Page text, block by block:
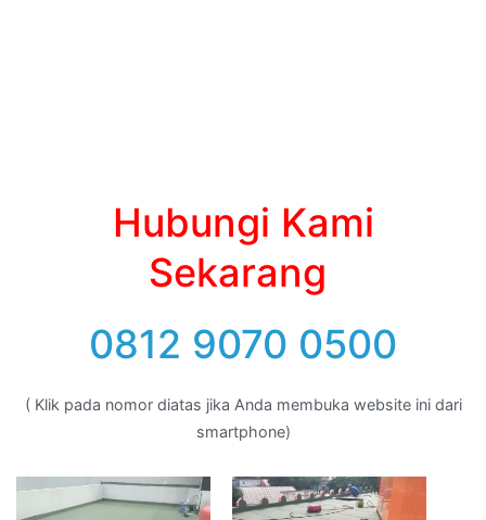
Hubungi Kami
Sekarang
0812 9070 0500
( Klik pada nomor diatas jika Anda membuka website ini dari
smartphone)